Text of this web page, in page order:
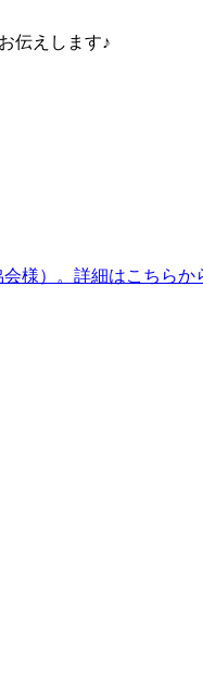
伝えします♪
様）。詳細はこちらか